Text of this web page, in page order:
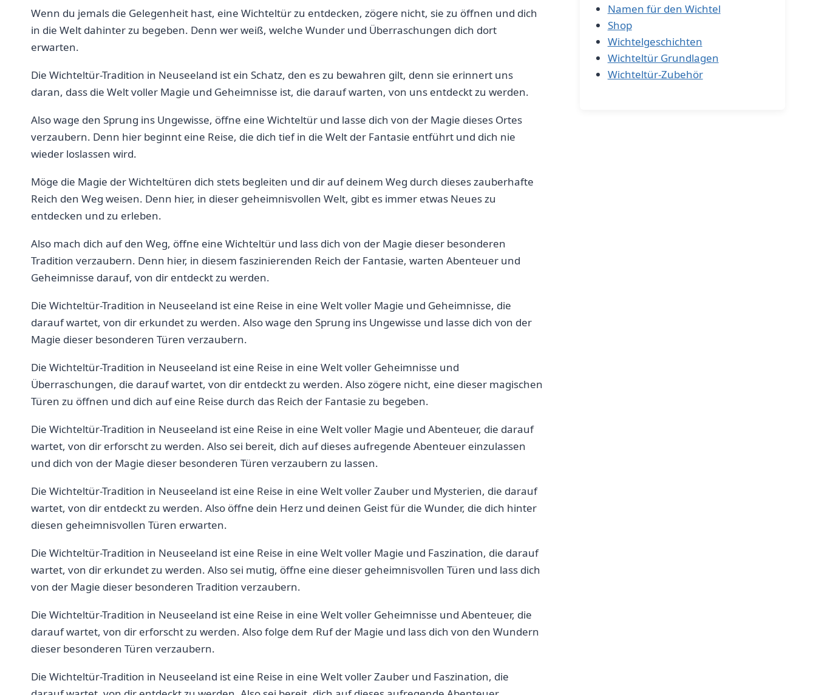
Wenn du​ jemals die Gelegenheit hast, eine Wichteltür zu entdecken, zögere nicht, sie zu öffnen und dich
in die Welt⁣ dahinter zu begeben. Denn wer weiß, welche Wunder und Überraschungen dich dort
erwarten.
Die Wichteltür-Tradition in Neuseeland ist ein ‍Schatz, den es zu bewahren gilt, denn sie erinnert‌ uns
daran, ‌dass die Welt voller Magie und Geheimnisse ist, die⁤ darauf warten, von uns entdeckt zu werden.
Also wage den Sprung ins Ungewisse, öffne eine Wichteltür ‌und‍ lasse dich von der Magie dieses⁣ Ortes
verzaubern. Denn hier beginnt eine‍ Reise, die dich tief in die Welt der⁤ Fantasie entführt und dich nie
wieder loslassen wird.
Möge ‌die Magie der Wichteltüren dich‌ stets begleiten⁢ und dir ⁣auf deinem Weg ​durch dieses‌ zauberhafte
Reich ⁣den Weg weisen. ⁢Denn hier, in dieser geheimnisvollen Welt, gibt ‍es⁤ immer etwas⁢ Neues zu
entdecken und zu erleben.
Also mach dich auf den Weg, öffne​ eine Wichteltür und lass dich von der Magie ‍dieser besonderen
Tradition verzaubern. ⁣Denn hier, in diesem faszinierenden Reich der Fantasie, warten Abenteuer und
‌Geheimnisse darauf, von dir entdeckt zu werden.
Die ‌Wichteltür-Tradition in ‍Neuseeland ist eine Reise​ in eine Welt voller Magie und Geheimnisse,‌ die
darauf ‍wartet, von‌ dir erkundet ⁣zu werden. Also wage den Sprung​ ins Ungewisse und lasse dich von der
Magie ​dieser besonderen Türen verzaubern.
Die Wichteltür-Tradition ​in Neuseeland ist eine​ Reise in eine Welt voller Geheimnisse und
Überraschungen,​ die ⁢darauf wartet, von dir entdeckt zu werden. Also zögere nicht, eine dieser magischen
Türen zu öffnen und dich auf eine ⁣Reise durch das ‍Reich der Fantasie zu begeben.
Die Wichteltür-Tradition in Neuseeland ist eine Reise in eine Welt voller Magie und ⁢Abenteuer, die darauf
wartet, von dir erforscht zu werden. Also sei bereit, dich⁤ auf dieses⁤ aufregende Abenteuer einzulassen
und dich von ⁢der⁣ Magie‌ dieser⁢ besonderen Türen verzaubern zu lassen.
Die Wichteltür-Tradition in Neuseeland​ ist eine Reise ⁢in eine Welt voller Zauber und Mysterien, die darauf
wartet, ​von⁤ dir entdeckt zu werden. Also öffne dein Herz und deinen Geist für​ die ⁣Wunder, die dich hinter
diesen geheimnisvollen Türen erwarten.
Die‌ Wichteltür-Tradition ‌in ⁢Neuseeland ist eine⁤ Reise in eine Welt⁢ voller Magie und Faszination, die darauf⁣
wartet, von dir erkundet zu werden. Also sei mutig, öffne⁤ eine‌ dieser ⁢geheimnisvollen Türen und lass dich
von der⁢ Magie‍ dieser besonderen ⁤Tradition verzaubern.
Die Wichteltür-Tradition in ‌Neuseeland ist eine Reise in​ eine Welt voller Geheimnisse und Abenteuer, die
darauf wartet, von dir⁤ erforscht ⁢zu werden. ‍Also⁢ folge dem Ruf der Magie und lass ​dich von ‍den Wundern
dieser besonderen Türen verzaubern.
Die Wichteltür-Tradition in‍ Neuseeland ist eine Reise ⁤in eine Welt voller Zauber und Faszination, die
Namen für den Wichtel
Shop
Wichtelgeschichten
Wichteltür Grundlagen
Wichteltür-Zubehör